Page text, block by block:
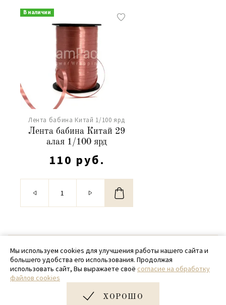
В наличии
Лента бабина Китай 1/100 ярд
Лента бабина Китай 29
алая 1/100 ярд
110 руб.
© 2020 - 2026 SamPack
+ 7 (918) 699-97-87
zakaz@sampack.store
Дизайн и разработка сайта
Мы используем cookies для улучшения работы нашего сайта и
большего удобства его использования. Продолжая
использовать сайт, Вы выражаете своё согласие на обработку
файлов cookies
ХОРОШО